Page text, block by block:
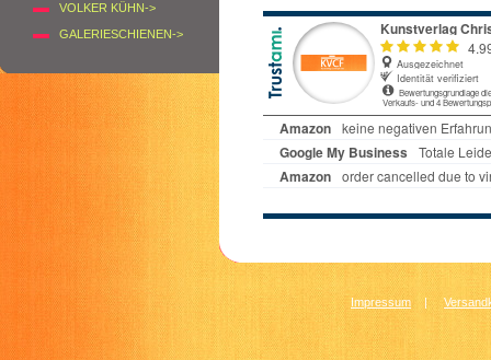
VOLKER KÜHN->
GALERIESCHIENEN->
Impressum |